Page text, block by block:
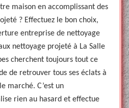
maison en accomplissant des
? Effectuez le bon choix,
entreprise de nettoyage
nettoyage projeté à La Salle
cherchent toujours tout ce
de retrouver tous ses éclats à
marché. C’est un
rien au hasard et effectue